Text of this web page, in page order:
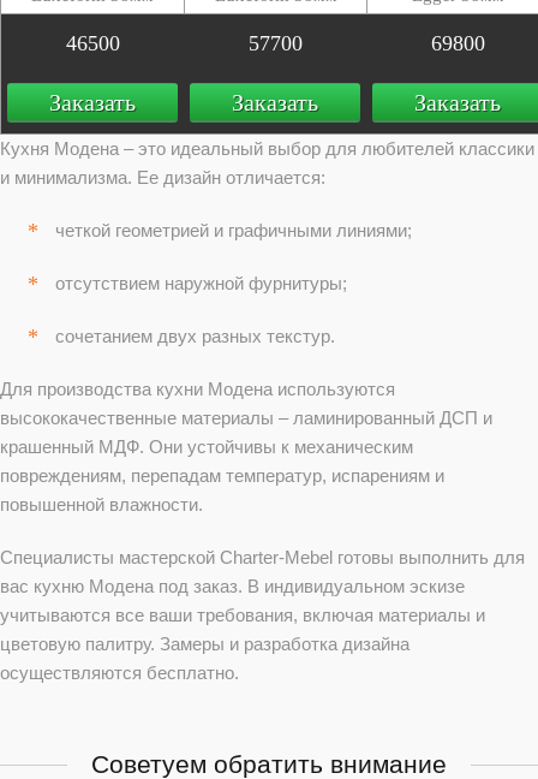
46500 57700 69800
Заказать Заказать Заказать
Кухня Модена – это идеальный выбор для любителей классики
и минимализма. Ее дизайн отличается:
четкой геометрией и графичными линиями;
отсутствием наружной фурнитуры;
сочетанием двух разных текстур.
Для производства кухни Модена используются
высококачественные материалы – ламинированный ДСП и
крашенный МДФ. Они устойчивы к механическим
повреждениям, перепадам температур, испарениям и
повышенной влажности.
Специалисты мастерской Charter-Mebel готовы выполнить для
вас кухню Модена под заказ. В индивидуальном эскизе
учитываются все ваши требования, включая материалы и
цветовую палитру. Замеры и разработка дизайна
осуществляются бесплатно.
Советуем обратить внимание